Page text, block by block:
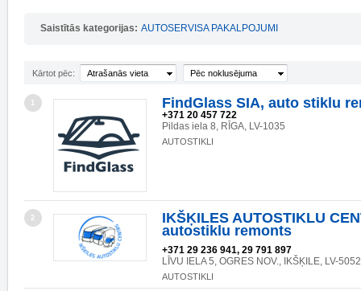
Saistītās kategorijas: AUTOSERVISA PAKALPOJUMI
Kārtot pēc: Atrašanās vieta Pēc noklusējuma
1 FindGlass SIA, auto stiklu
+371 20 457 722
Pildas iela 8, RĪGA, LV-1035
AUTOSTIKLI
2
IKŠĶILES AUTOSTIKLU
autostiklu remonts
+371 29 236 941, 29 791 897
LĪVU IELA 5, OGRES NOV., IKŠĶILE, LV-5052
AUTOSTIKLI